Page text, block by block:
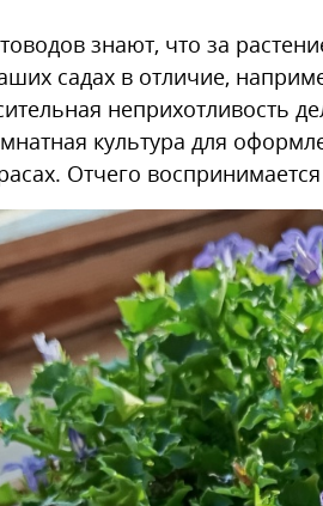
садазнают, что за
садах в отличие,
неприхотливость
культура для
Отчего